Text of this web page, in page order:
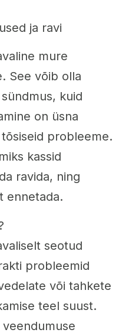
ja ravi
mure
See võib olla
kuid
on üsna
probleeme.
kassid
ravida, ning
ennetada.
seotud
probleemid
või tahkete
teel suust.